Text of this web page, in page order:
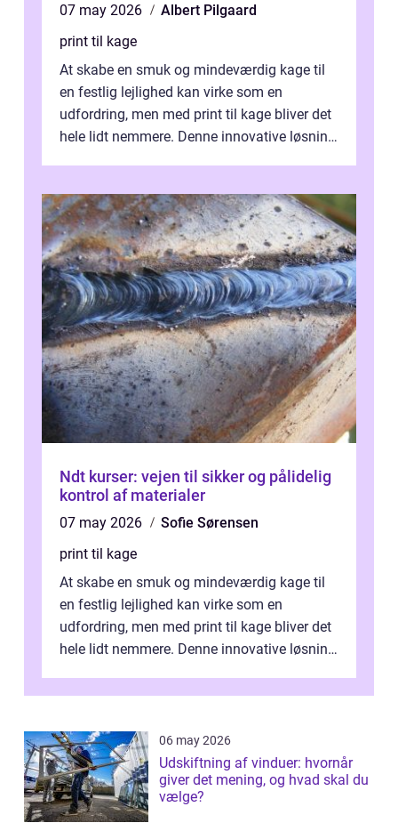
07 may 2026
Albert Pilgaard
print til kage
At skabe en smuk og mindeværdig kage til
en festlig lejlighed kan virke som en
udfordring, men med print til kage bliver det
hele lidt nemmere. Denne innovative løsning
Ndt kurser: vejen til sikker og pålidelig
kontrol af materialer
07 may 2026
Sofie Sørensen
print til kage
At skabe en smuk og mindeværdig kage til
en festlig lejlighed kan virke som en
udfordring, men med print til kage bliver det
hele lidt nemmere. Denne innovative løsning
06 may 2026
Udskiftning af vinduer: hvornår
giver det mening, og hvad skal du
vælge?